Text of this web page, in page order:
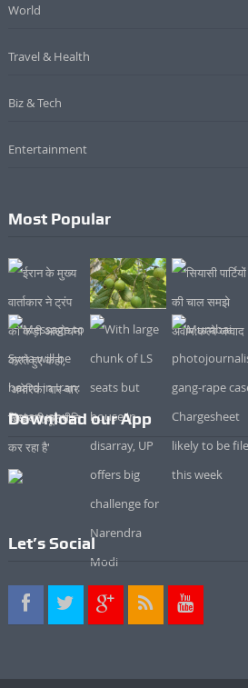
World
Travel & Health
Biz & Tech
Entertainment
Most Popular
Download our App
Let’s Social